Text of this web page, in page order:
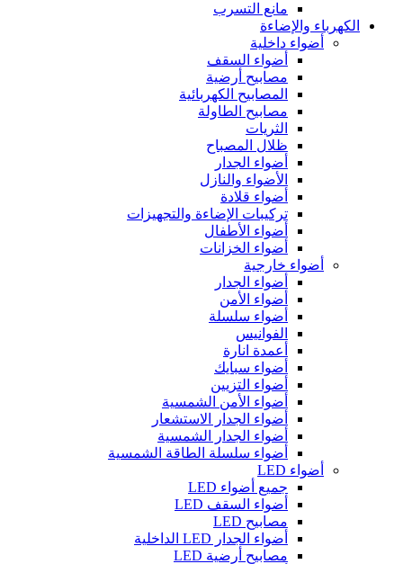
مانع التسرب
الكهرباء والإضاءة
أضواء داخلية
أضواء السقف
مصابيح أرضية
المصابيح الكهربائية
مصابيح الطاولة
الثريات
ظلال المصباح
أضواء الجدار
الأضواء والنازل
أضواء قلادة
تركيبات الإضاءة والتجهيزات
أضواء الأطفال
أضواء الخزانات
أضواء خارجية
أضواء الجدار
أضواء الأمن
أضواء سلسلة
الفوانيس
أعمدة انارة
أضواء سبايك
أضواء التزيين
أضواء الأمن الشمسية
أضواء الجدار الاستشعار
أضواء الجدار الشمسية
أضواء سلسلة الطاقة الشمسية
أضواء LED
جميع أضواء LED
أضواء السقف LED
مصابيح LED
أضواء الجدار LED الداخلية
مصابيح أرضية LED